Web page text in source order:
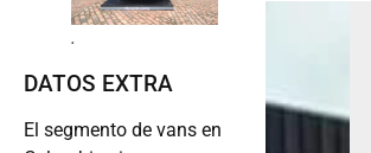
.
DATOS EXTRA
El segmento de vans en